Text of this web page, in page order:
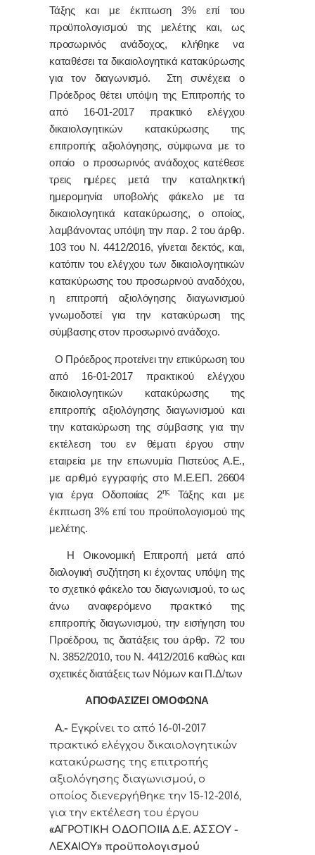
Τάξης και με έκπτωση 3% επί του
προϋπολογισμού της μελέτης και, ως
προσωρινός ανάδοχος, κλήθηκε να
καταθέσει τα δικαιολογητικά κατακύρωσης
για τον διαγωνισμό. Στη συνέχεια ο
Πρόεδρος θέτει υπόψη της Επιτροπής το
από 16-01-2017 πρακτικό ελέγχου
δικαιολογητικών κατακύρωσης της
επιτροπής αξιολόγησης, σύμφωνα με το
οποίο ο προσωρινός ανάδοχος κατέθεσε
τρεις ημέρες μετά την καταληκτική
ημερομηνία υποβολής φάκελο με τα
δικαιολογητικά κατακύρωσης, ο οποίος,
λαμβάνοντας υπόψη την παρ. 2 του άρθρ.
103 του Ν. 4412/2016, γίνεται δεκτός, και,
κατόπιν του ελέγχου των δικαιολογητικών
κατακύρωσης του προσωρινού αναδόχου,
η επιτροπή αξιολόγησης διαγωνισμού
γνωμοδοτεί για την κατακύρωση της
σύμβασης στον προσωρινό ανάδοχο.
Ο Πρόεδρος προτείνει την επικύρωση του
από 16-01-2017 πρακτικού ελέγχου
δικαιολογητικών κατακύρωσης της
επιτροπής αξιολόγησης διαγωνισμού και
την κατακύρωση της σύμβασης για την
εκτέλεση του εν θέματι έργου στην
εταιρεία με την επωνυμία Πιστεύος Α.Ε.,
με αριθμό εγγραφής στο Μ.Ε.ΕΠ. 26604
για έργα Οδοποιίας 2ης
Τάξης και με
έκπτωση 3% επί του προϋπολογισμού της
μελέτης.
Η Οικονομική Επιτροπή μετά από
διαλογική συζήτηση κι έχοντας υπόψη της
το σχετικό φάκελο του διαγωνισμού, το ως
άνω αναφερόμενο πρακτικό της
επιτροπής διαγωνισμού, την εισήγηση του
Προέδρου, τις διατάξεις του άρθρ. 72 του
Ν. 3852/2010, του Ν. 4412/2016 καθώς και
σχετικές διατάξεις των Νόμων και Π.Δ/των
ΑΠΟΦΑΣΙΖΕΙ ΟΜΟΦΩΝΑ
Α.- Εγκρίνει το από 16-01-2017
πρακτικό ελέγχου δικαιολογητικών
κατακύρωσης της επιτροπής
αξιολόγησης διαγωνισμού, ο
οποίος διενεργήθηκε την 15-12-2016,
για την εκτέλεση του έργου
«ΑΓΡΟΤΙΚΗ ΟΔΟΠΟΙΙΑ Δ.Ε. ΑΣΣΟΥ -
ΛΕΧΑΙΟΥ» προϋπολογισμού